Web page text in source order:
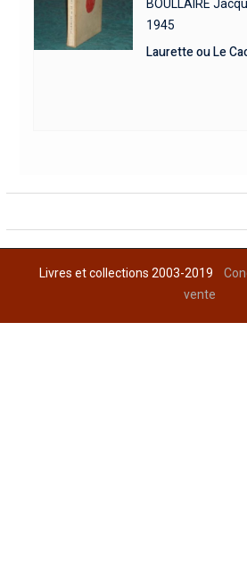
BOULLAIRE
1945
Laurette ou Le
Livres et collections 2003-2019
vente